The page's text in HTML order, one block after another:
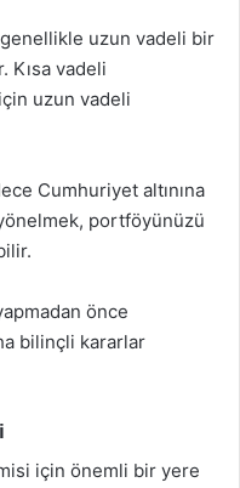
genellikle uzun vadeli bir
Kısa vadeli
uzun vadeli
Cumhuriyet altınına
portföyünüzü
önce
bilinçli kararlar
için önemli bir yere